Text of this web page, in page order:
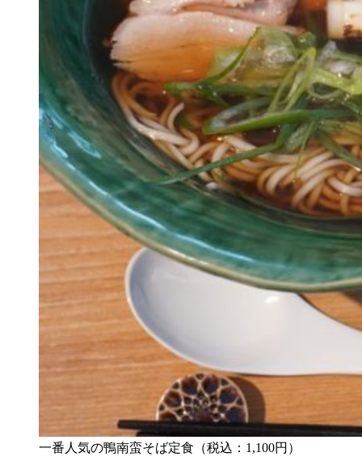
一番人気の鴨南蛮そば定食（税込：1,100円）